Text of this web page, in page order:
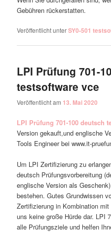
Gebühren rückerstatten.
Veröffentlicht unterSY0-501
LPI Prüfung 701-
testsoftware vce
Veröffentlicht am 13. Mai 2020
LPI Prüfung 701-100 deutsch
Version gekauft,und englische
Tools Engineer bei www.it-
Um LPI Zertifizierung zu
deutsch Prüfungsvorbereitung
englische Version als
bestehen. Gutes Grundwissen
Zertifizierung in Kombination
uns keine große Hürde dar. LPI
alle Prüfungsziele und helfen